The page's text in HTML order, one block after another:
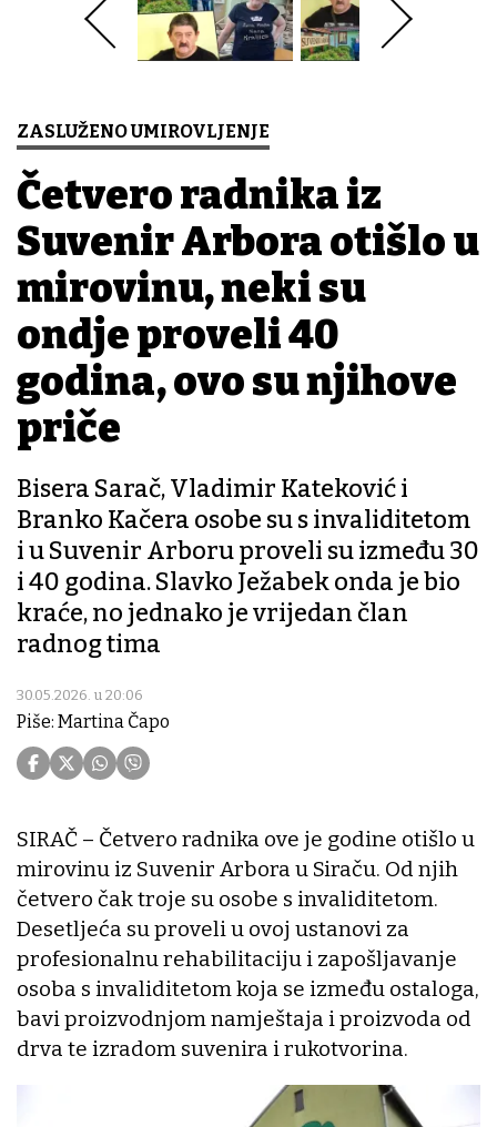
ZASLUŽENO UMIROVLJENJE
Četvero radnika iz
Suvenir Arbora otišlo u
mirovinu, neki su
ondje proveli 40
godina, ovo su njihove
priče
Bisera Sarač, Vladimir Kateković i
Branko Kačera osobe su s invaliditetom
i u Suvenir Arboru proveli su između 30
i 40 godina. Slavko Ježabek onda je bio
kraće, no jednako je vrijedan član
radnog tima
30.05.2026. u 20:06
Piše: Martina Čapo
SIRAČ – Četvero radnika ove je godine otišlo u
mirovinu iz Suvenir Arbora u Siraču. Od njih
četvero čak troje su osobe s invaliditetom.
Desetljeća su proveli u ovoj ustanovi za
profesionalnu rehabilitaciju i zapošljavanje
osoba s invaliditetom koja se između ostaloga,
bavi proizvodnjom namještaja i proizvoda od
drva te izradom suvenira i rukotvorina.